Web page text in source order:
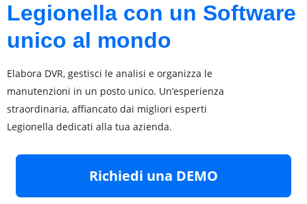
Legionella con un Software
unico al mondo
Elabora DVR, gestisci le analisi e organizza le
manutenzioni in un posto unico. Un’esperienza
straordinaria, affiancato dai migliori esperti
Legionella dedicati alla tua azienda.
Richiedi una DEMO